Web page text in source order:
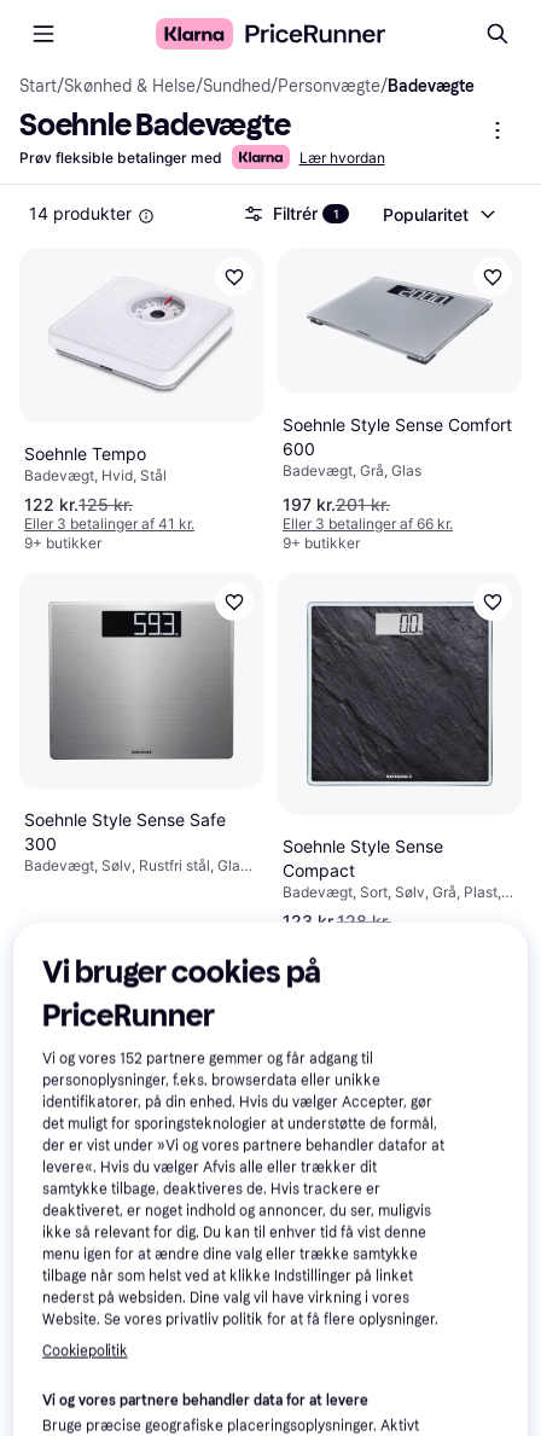
Start/Skønhed & Helse/Sundhed/Personvægte/Badevægte
Soehnle Badevægte
Prøv fleksible betalinger med Lær hvordan
14 produkter Filtrér 1 Popularitet
Soehnle Tempo
Badevægt, Hvid, Stål
122 kr.125 kr.
Eller 3 betalinger af 41 kr.
9+ butikker
Soehnle Style Sense Comfort
600
Badevægt, Grå, Glas
197 kr.201 kr.
Eller 3 betalinger af 66 kr.
9+ butikker
Soehnle Style Sense Safe
300
Badevægt, Sølv, Rustfri stål, Glas,
8 butikker
Soehnle Style Sense
Compact
Badevægt, Sort, Sølv, Grå, Plast,
Glas
123 kr.128 kr.
9+ butikker
Soehnle Style Sense Safe
100
Badevægt, Hvid
160 kr.
Eller 3 betalinger af 53 kr.
Soehnle Style Sense Bamboo
Magic
Badevægt, 4 brugere, Hvid, Træ
Annonce
Vi bruger cookies på
PriceRunner
Vi og vores152 partnere gemmer og får adgang til
personoplysninger, f.eks. browserdata eller unikke
identifikatorer, på din enhed. Hvis du vælger Accepter, gør
det muligt for sporingsteknologier at understøtte de formål,
der er vist under »Vi og vores partnere behandler datafor at
levere«. Hvis du vælger Afvis alle eller trækker dit
samtykke tilbage, deaktiveres de. Hvis trackere er
deaktiveret, er noget indhold og annoncer, du ser, muligvis
ikke så relevant for dig. Du kan til enhver tid få vist denne
menu igen for at ændre dine valg eller trække samtykke
tilbage når som helst ved at klikke Indstillinger på linket
nederst på websiden. Dine valg vil have virkning i vores
Website. Se vores privatliv politik for at få flere oplysninger.
Cookiepolitik
Vi og vores partnere behandler data for at levere
Bruge præcise geografiske placeringsoplysninger. Aktivt